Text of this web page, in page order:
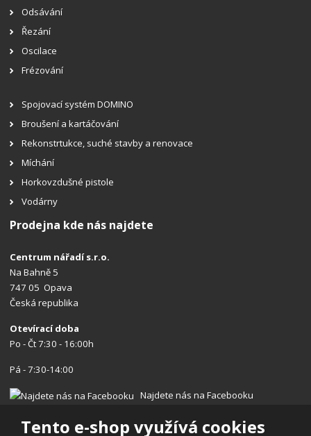
Tento e-shop využívá cookies
Odsávání
Řezání
Oscilace
Frézování
Spojovací systém DOMINO
Broušení a kartáčování
Rekonstrtukce, suché stavby a renovace
Míchání
Horkovzdušné pistole
Vodárny
Prodejna kde nás najdete
Centrum nářadí s.r.o.
Na Bahně 5
747 05 Opava
Česká republika
Otevírací doba
Po - Čt 7:30 - 16:00h
Pá - 7:30-14:00
Najdete nás na Facebooku